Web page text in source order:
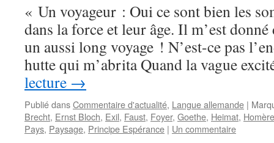
« Un voyageur : Oui ce sont bien les
dans la force et leur âge. Il m’est
un aussi long voyage ! N’est-ce pas
hutte qui m’abrita Quand la vague
lecture →
Publié dansCommentaire d'actualité, Langue allemande |
Brecht, Ernst Bloch, Exil, Faust, Foyer, Goethe, Heimat, Homère
Pays, Paysage, Principe Espérance | Un commentaire